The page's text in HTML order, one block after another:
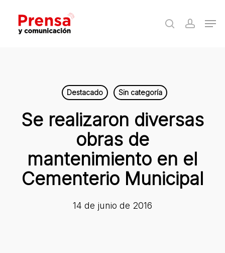
main
search
Destacado Sin categoría
Se realizaron diversas
obras de
mantenimiento en el
Cementerio Municipal
14 de junio de 2016